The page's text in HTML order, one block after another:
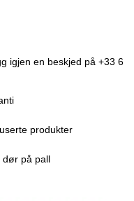
igjen en beskjed på +33 6
produkter
dør på pall